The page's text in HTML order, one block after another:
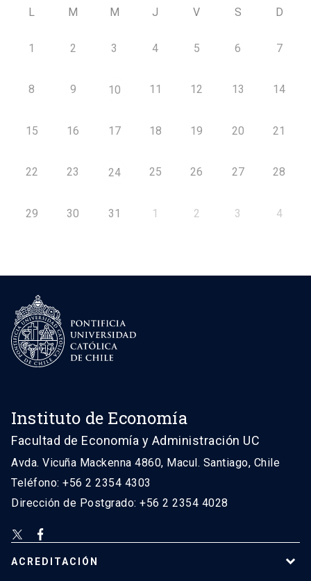
L M M J V S D
1 2 3 4 5 6 7
8 9 10 11 12 13 14
15 16 17 18 19 20 21
22 23 24 25 26 27 28
29 30 31 1 2 3 4
Instituto de Economía
Facultad de Economía y Administración UC
Avda. Vicuña Mackenna 4860, Macul. Santiago, Chile
Teléfono: +56 2 2354 4303
Dirección de Postgrado: +56 2 2354 4028
ACREDITACIÓN